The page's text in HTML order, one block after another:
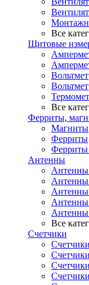
Все
Щитовые
Все
Ферриты,
Магниты
Ферриты
Ферриты
Антенны
Антенны
Антенны
Антенны
Все
Счетчики